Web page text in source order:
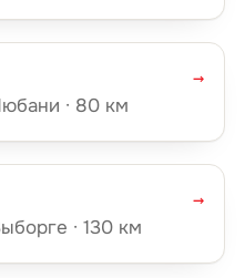
· 80 км
→
· 130 км
→